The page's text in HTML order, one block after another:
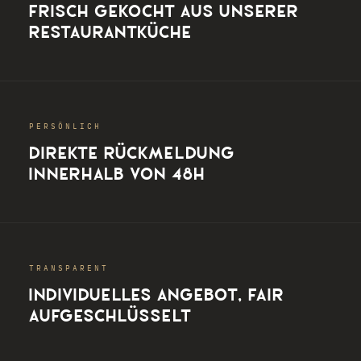
FRISCH GEKOCHT AUS UNSERER
RESTAURANTKÜCHE
PERSÖNLICH
DIREKTE RÜCKMELDUNG
INNERHALB VON 48H
TRANSPARENT
INDIVIDUELLES ANGEBOT, FAIR
AUFGESCHLÜSSELT